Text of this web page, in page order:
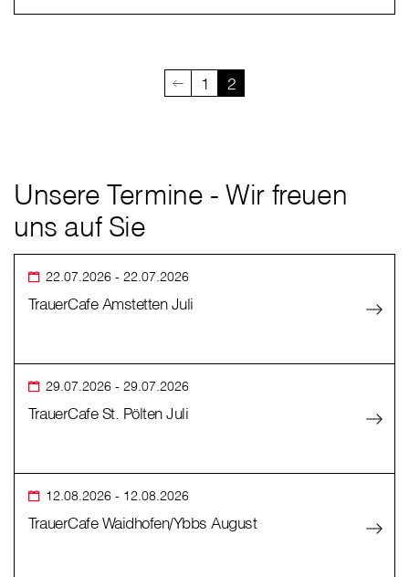
1 2
Unsere Termine - Wir freuen
uns auf Sie
22.07.2026 - 22.07.2026
TrauerCafe Amstetten Juli
29.07.2026 - 29.07.2026
TrauerCafe St. Pölten Juli
12.08.2026 - 12.08.2026
TrauerCafe Waidhofen/Ybbs August